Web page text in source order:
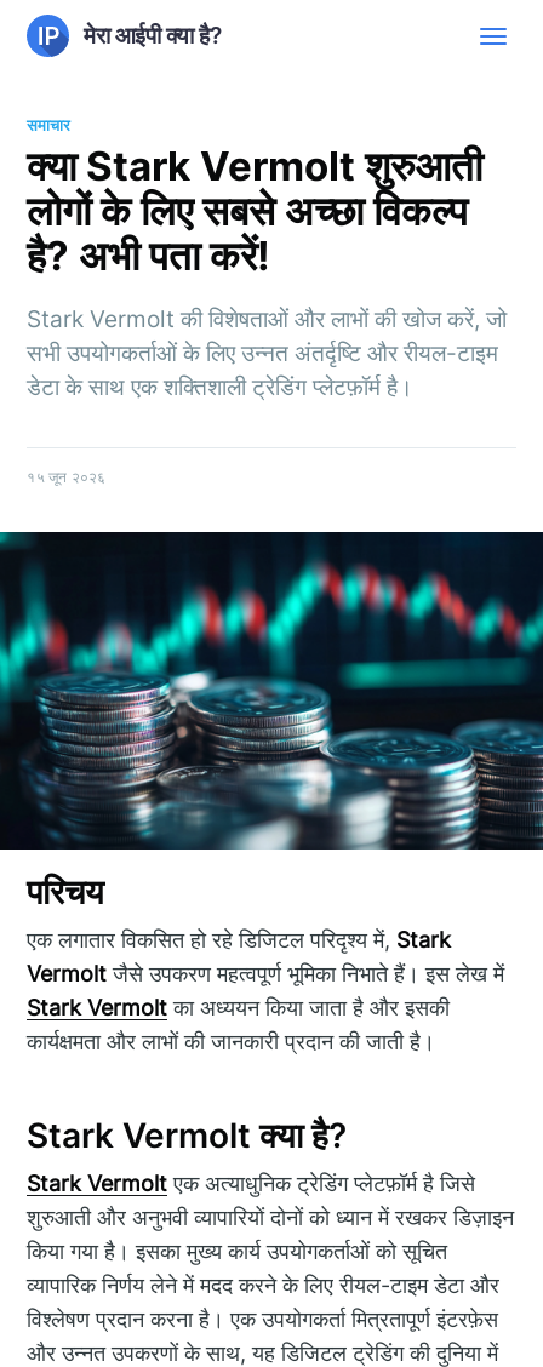
मेरा आईपी क्या है?
समाचार
क्या Stark Vermolt शुरुआती
लोगों के लिए सबसे अच्छा विकल्प
है? अभी पता करें!
Stark Vermolt की विशेषताओं और लाभों की खोज करें, जो
सभी उपयोगकर्ताओं के लिए उन्नत अंतर्दृष्टि और रीयल-टाइम
डेटा के साथ एक शक्तिशाली ट्रेडिंग प्लेटफ़ॉर्म है।
१५ जून २०२६
परिचय
एक लगातार विकसित हो रहे डिजिटल परिदृश्य में, Stark
Vermoltजैसे उपकरण महत्वपूर्ण भूमिका निभाते हैं। इस लेख में
Stark Vermoltका अध्ययन किया जाता है और इसकी
कार्यक्षमता और लाभों की जानकारी प्रदान की जाती है।
Stark Vermolt क्या है?
Stark Vermoltएक अत्याधुनिक ट्रेडिंग प्लेटफ़ॉर्म है जिसे
शुरुआती और अनुभवी व्यापारियों दोनों को ध्यान में रखकर डिज़ाइन
किया गया है। इसका मुख्य कार्य उपयोगकर्ताओं को सूचित
व्यापारिक निर्णय लेने में मदद करने के लिए रीयल-टाइम डेटा और
विश्लेषण प्रदान करना है। एक उपयोगकर्ता मित्रतापूर्ण इंटरफ़ेस
और उन्नत उपकरणों के साथ, यह डिजिटल ट्रेडिंग की दुनिया में